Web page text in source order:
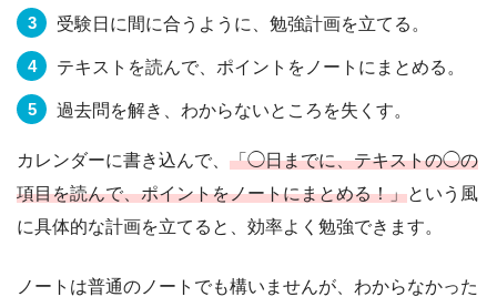
受験日に間に合うように、勉強計画を立てる。
テキストを読んで、ポイントをノートにまとめる。
過去問を解き、わからないところを失くす。
カレンダーに書き込んで、 「◯日までに、テキストの◯の
項目を読んで、ポイントをノートにまとめる！」という風
に具体的な計画を立てると、効率よく勉強できます。
ノートは普通のノートでも構いませんが、わからなかった